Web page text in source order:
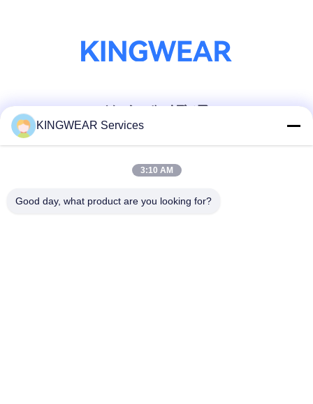
ソーシャル メディア
迅速な連絡
テレ
KINGWEAR Services
3:10 AM
Good day, what product are you looking for?